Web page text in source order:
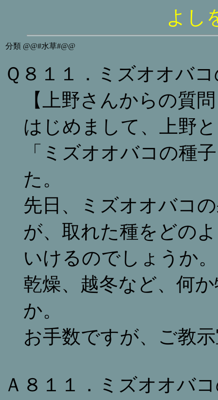
よし
分類 @@#水草#@@
Ｑ８１１．ミズオオバ
【上野さんからの質
はじめまして、上野
「ミズオオバコの種
た。
先日、ミズオオバコ
が、取れた種をどの
いけるのでしょうか。
乾燥、越冬など、何
か。
お手数ですが、ご教
Ａ８１１．ミズオオバ